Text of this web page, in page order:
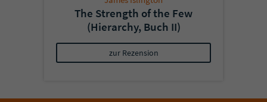
The Strength of the Few
(Hierarchy, Buch II)
zur Rezension